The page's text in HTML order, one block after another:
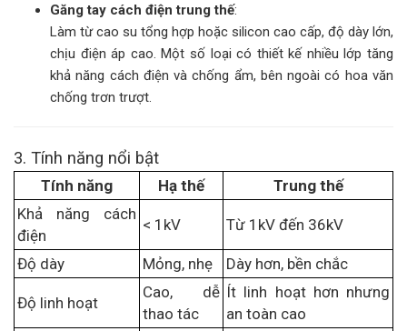
Găng tay cách điện trung thế:
Làm từ cao su tổng hợp hoặc silicon cao cấp, độ dày lớn,
chịu điện áp cao. Một số loại có thiết kế nhiều lớp tăng
khả năng cách điện và chống ẩm, bên ngoài có hoa văn
chống trơn trượt.
3. Tính năng nổi bật
Tính năng Hạ thế
Trung thế
Khả năng cách
điện
< 1kV Từ 1kV đến 36kV
Độ dày Mỏng, nhẹ Dày hơn, bền chắc
Độ linh hoạt
Cao, dễ
thao tác
Ít linh hoạt hơn nhưng
an toàn cao